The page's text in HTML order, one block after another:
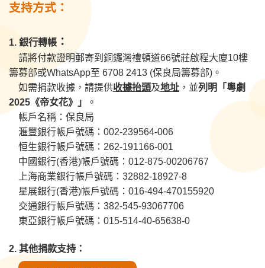
支持方式：
1. 銀行轉帳 ：
請將付款證明郵寄到銅鑼灣禮頓道66號莊啟程大廈10樓
籌募部或WhatsApp至 6708 2413 (保良局籌募部)。
如需捐款收據，請提供收據抬頭及地址 ，並列明「粵劇
2025《帝女花》」
。
帳戶名稱：保良局
滙豐銀行帳戶號碼：002-239564-006
恒生銀行帳戶號碼：262-191166-001
中國銀行(香港)帳戶號碼：012-875-00206767
上海商業銀行帳戶號碼：32882-18927-8
星展銀行(香港)帳戶號碼：016-494-470155920
交通銀行帳戶號碼：382-545-93067706
東亞銀行帳戶號碼：015-514-40-65638-0
2. 其他捐款支持：